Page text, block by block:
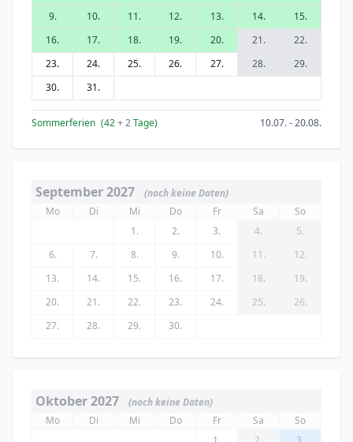
9.
10. 11. 12. 13. 14.
15.
16.
17. 18. 19. 20. 21.
22.
23.
24. 25. 26. 27. 28.
29.
30.
31.
Sommerferien (42+ 2Tage) 10.07. - 20.08.
September 2027
(noch keine Daten)
Mo
Di Mi Do Fr Sa
So
1.
2. 3. 4.
5.
6.
7. 8. 9. 10. 11.
12.
13.
14. 15. 16. 17. 18.
19.
20.
21. 22. 23. 24. 25.
26.
27.
28. 29. 30.
Oktober 2027
(noch keine Daten)
Mo
Di Mi Do Fr Sa
So